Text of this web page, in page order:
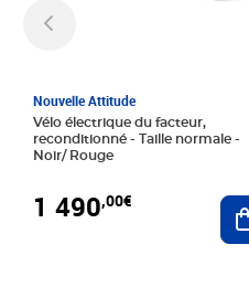
Nouvelle Attitude
Vélo électrique du facteur,
reconditionné - Taille normale -
Noir/ Rouge
1 490,00€